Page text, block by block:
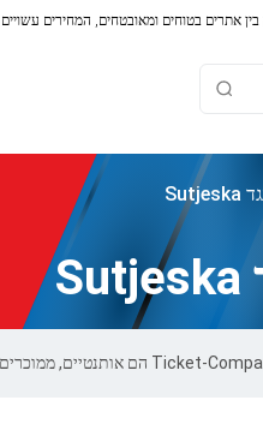
בין אתרים בטוחים ומאובטחים, המחירים